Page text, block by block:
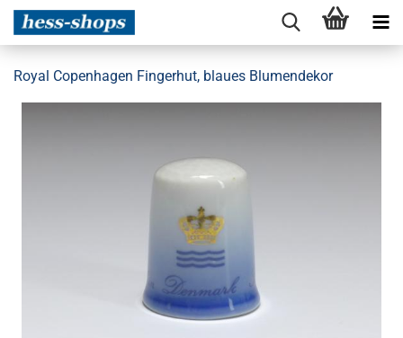
Royal Copenhagen Fingerhut, blaues Blumendekor